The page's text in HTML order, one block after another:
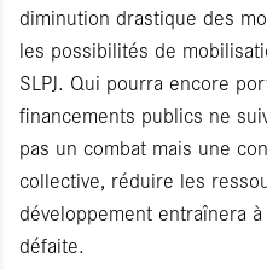
diminution drastique des
les possibilités de
SLPJ. Qui pourra encore
financements publics ne
pas un combat mais une
collective, réduire les
développement entraînera
défaite.